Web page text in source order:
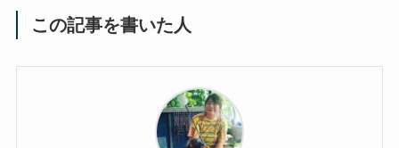
この記事を書いた人